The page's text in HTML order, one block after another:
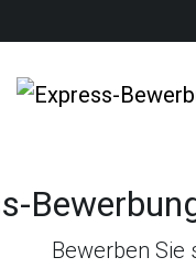
Bewerben Sie